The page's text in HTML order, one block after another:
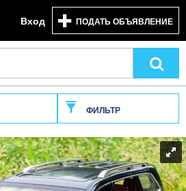
Вход ПОДАТЬ ОБЪЯВЛЕНИЕ
ФИЛЬТР